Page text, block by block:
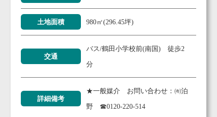
土地面積 980㎡(296.45坪)
交通
バス/鶴田小学校前(南国) 徒歩2
分
詳細備考
★一般媒介 お問い合わせ：㈲泊
野 ☎0120-220-514